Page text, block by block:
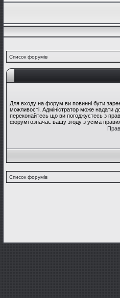
Список форумів
Для входу на форум ви повинні бути
можливості. Адміністратор може надати
переконайтесь що ви погоджуєтесь з
форумі означає вашу згоду з усіма
Список форумів